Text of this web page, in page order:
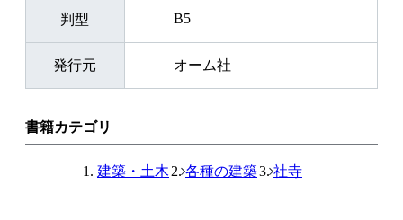
判型 B5
発行元 オーム社
書籍カテゴリ
建築・土木 各種の建築 社寺